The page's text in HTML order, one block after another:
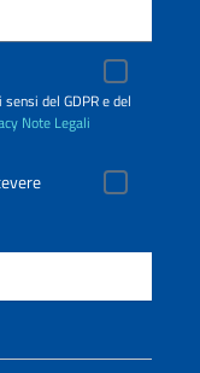
del GDPR e del
Note Legali